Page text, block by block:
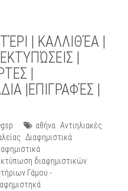
| ΚΑΛΛΙΘΈΑ |
|
|
|ΕΠΙΓΡΑΦΈΣ |
αθήνα Αντιηλιακές
Διαφημιστικά
διαφημιστικών
Γάμου -